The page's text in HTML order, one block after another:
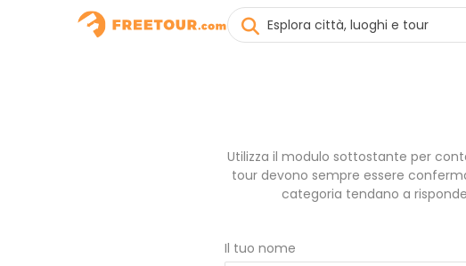
Utilizza il modulo sottostante per
tour devono sempre essere
categoria tendano a
Il tuo nome